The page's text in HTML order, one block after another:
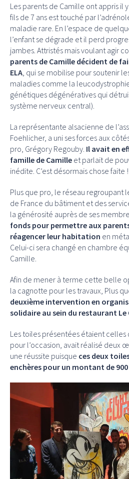
Les parents de Camille ont appris il
fils de 7 ans est touché par
maladie rare. En l’espace de
l’enfant se dégrade et il perd
jambes. Attristés mais voulant agir
parents de Camille décident de
ELA , qui se mobilise pour soutenir
maladies comme la
génétiques dégénératives qui
système nerveux central).
La représentante alsacienne de
Foehlicher, a uni ses forces aux
pro, Grégory Regouby. Il avait en
famille de Camille et parlait de
inédite. C’est désormais chose faite !
Plus que pro, le réseau regroupant
de France du bâtiment et des
la générosité auprès de ses
fonds pour permettre aux
réagencer leur habitation en
Celui-ci sera changé en chambre
Camille.
Afin de mener à terme cette belle
la cagnotte pour les travaux, Plus
deuxième intervention en
solidaire au sein du restaurant
Les toiles présentées étaient celles
pour l’occasion, avait réalisé deux
une réussite puisque ces deux
enchères pour un montant de